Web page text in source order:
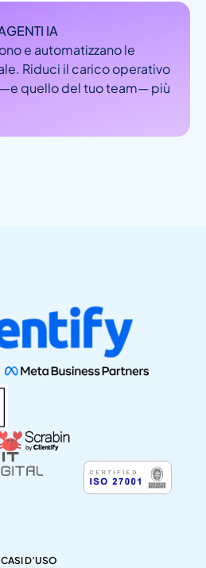
IA
e automatizzano le
Riduci il carico operativo
quello del tuo team— più
CASI D’USO